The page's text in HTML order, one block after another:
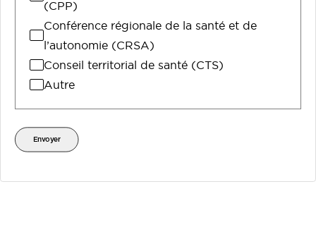
(CPP)
Conférence régionale de la santé et de
l’autonomie (CRSA)
Conseil territorial de santé (CTS)
Autre
Envoyer